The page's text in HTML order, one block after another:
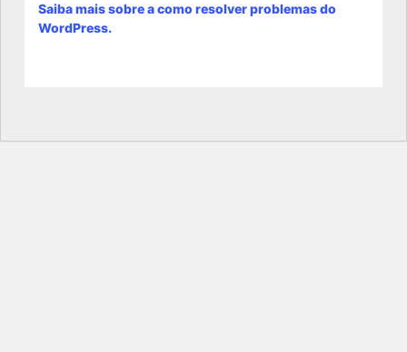
Saiba mais sobre a como resolver problemas do
WordPress.